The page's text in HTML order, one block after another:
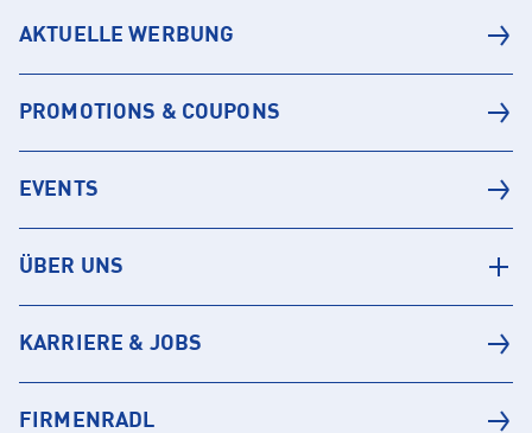
AKTUELLE WERBUNG
PROMOTIONS & COUPONS
EVENTS
ÜBER UNS
KARRIERE & JOBS
FIRMENRADL